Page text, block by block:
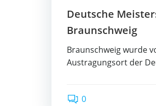
Deut­sche
Braunschweig
Braun­schweig wur­de
Aus­tra­gungs­ort der
0